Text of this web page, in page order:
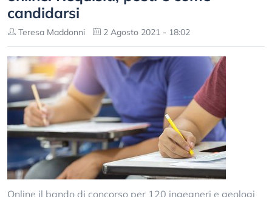
candidarsi
Teresa Maddonni 2 Agosto 2021 - 18:02
Online il bando di concorso per 120 ingegneri e geologi